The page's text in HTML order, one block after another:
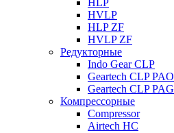
HLP
HVLP
HLP ZF
HVLP ZF
Редукторные
Indo Gear CLP
Geartech CLP PAO
Geartech CLP PAG
Компрессорные
Compressor
Airtech HC